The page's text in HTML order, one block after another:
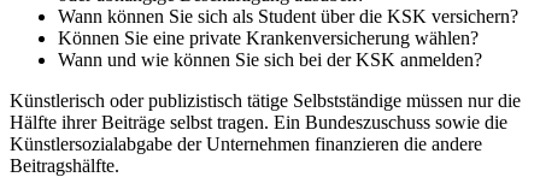
Wann können Sie sich als Student über die KSK versichern?
Können Sie eine private Krankenversicherung wählen?
Wann und wie können Sie sich bei der KSK anmelden?
Künstlerisch oder publizistisch tätige Selbstständige müssen nur die
Hälfte ihrer Beiträge selbst tragen. Ein Bundeszuschuss sowie die
Künstlersozialabgabe der Unternehmen finanzieren die andere
Beitragshälfte.